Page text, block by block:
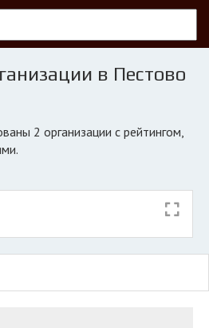
в Пестово